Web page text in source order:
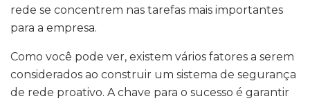
rede se concentrem nas tarefas mais importantes
para a empresa.
Como você pode ver, existem vários fatores a serem
considerados ao construir um sistema de segurança
de rede proativo. A chave para o sucesso é garantir